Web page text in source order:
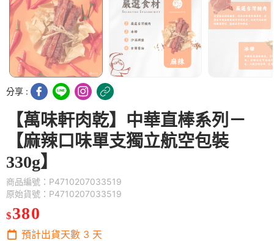
分享 :
【萬味軒肉乾】中華直棒系列－
【麻辣口味單支獨立航空包裝
330g】
商品編號：P4710207033519
原始貨號：P4710207033519
$380
預計出貨天數 3 天